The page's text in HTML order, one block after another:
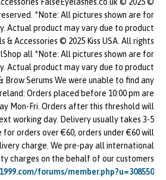
*Note: All pictures shown are for
Actual product may vary due to product
& Accessories © 2025 Kiss USA. All rights
all *Note: All pictures shown are for
Actual product may vary due to product
Brow Serums We were unable to find any
Orders placed before 10:00 pm are
Mon-Fri. Orders after this threshold will
working day. Delivery usually takes 3-5
for orders over €60, orders under €60 will
charge. We pre-pay all international
charges on the behalf of our customers.
forums/member.php?u=308550